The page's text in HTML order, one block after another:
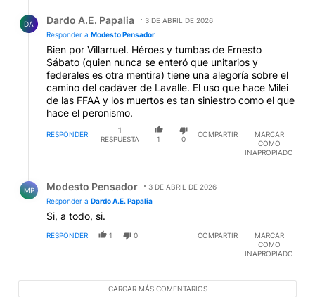
DA Dardo A.E. Papalia
3 DE ABRIL DE 2026
Responder a Modesto Pensador
Bien por Villarruel. Héroes y tumbas de Ernesto
Sábato (quien nunca se enteró que unitarios y
federales es otra mentira) tiene una alegoría sobre el
camino del cadáver de Lavalle. El uso que hace Milei
de las FFAA y los muertos es tan siniestro como el que
hace el peronismo.
RESPONDER
1
RESPUESTA
1 0
COMPARTIR
MARCAR
COMO
INAPROPIADO
MP Modesto Pensador
3 DE ABRIL DE 2026
Responder a Dardo A.E. Papalia
Si, a todo, si.
RESPONDER 1 0 COMPARTIR
MARCAR
COMO
INAPROPIADO
CARGAR MÁS COMENTARIOS